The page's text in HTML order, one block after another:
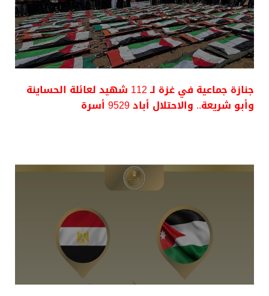
جنازة جماعية في غزة لـ 112 شهيد لعائلة الحساينة
وأبو شريعة.. والاحتلال أباد 9529 أسرة